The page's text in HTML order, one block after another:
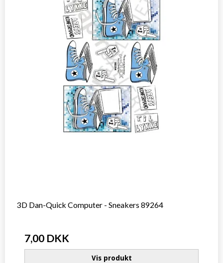
3D Dan-Quick Computer - Sneakers 89264
7,00 DKK
Vis produkt